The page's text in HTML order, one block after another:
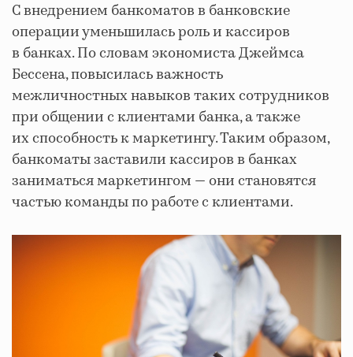
С внедрением банкоматов в банковские
операции уменьшилась роль и кассиров
в банках. По словам экономиста Джеймса
Бессена, повысилась важность
межличностных навыков таких сотрудников
при общении с клиентами банка, а также
их способность к маркетингу. Таким образом,
банкоматы заставили кассиров в банках
заниматься маркетингом — они становятся
частью команды по работе с клиентами.